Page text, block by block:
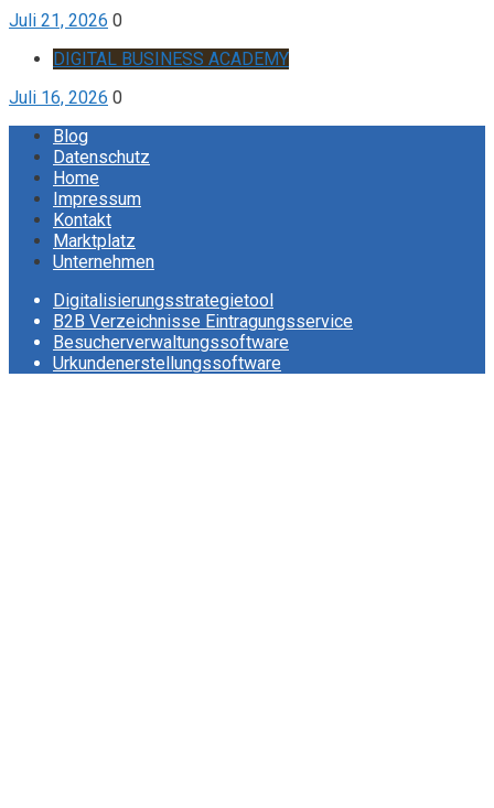
Juli 21, 2026 0
DIGITAL BUSINESS ACADEMY
Juli 16, 2026 0
Blog
Datenschutz
Home
Impressum
Kontakt
Marktplatz
Unternehmen
Digitalisierungsstrategietool
B2B Verzeichnisse Eintragungsservice
Besucherverwaltungssoftware
Urkundenerstellungssoftware